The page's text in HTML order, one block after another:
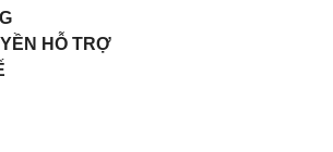
HỖ TRỢ